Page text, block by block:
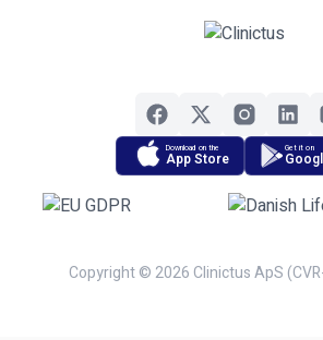
Download on the
App Store
Get it on
Copyright © 2026 Clinictus ApS